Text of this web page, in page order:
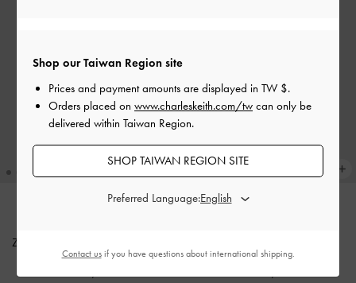
Zephyr 仿麂皮托特包
Shop our Taiwan Region site
Prices and payment amounts are displayed in TW $.
Orders placed on www.charleskeith.com/tw can only be
delivered within Taiwan Region.
SHOP TAIWAN REGION SITE
Preferred Language:
Contact usif you have questions about international shipping.